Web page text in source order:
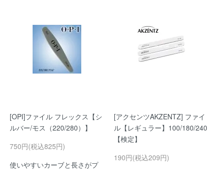
[OPI]ファイル フレックス【シ
ルバー/モス（220/280）】
750円(税込825円)
使いやすいカーブと長さがプ
[アクセンツAKZENTZ] ファイ
ル【レギュラー】100/180/240
【検定】
190円(税込209円)